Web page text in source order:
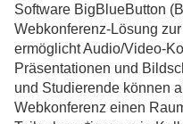
Software BigBlueButton
Webkonferenz-Lösung
ermöglicht Audio/Video-
Präsentationen und
und Studierende können
Webkonferenz einen